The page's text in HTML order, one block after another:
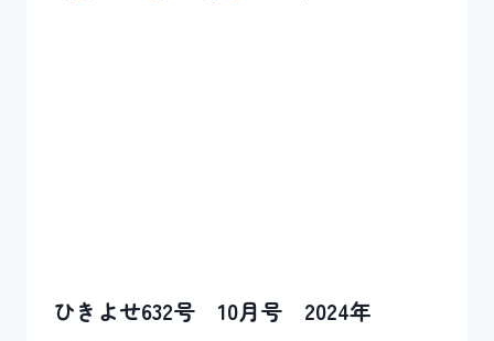
ひきよせ632号 10月号 2024年